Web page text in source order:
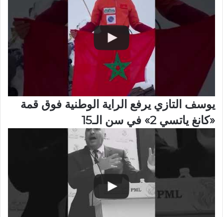
يوسف التازي يرفع الراية الوطنية فوق قمة
«كانغ ياتسي 2» في سن الـ15